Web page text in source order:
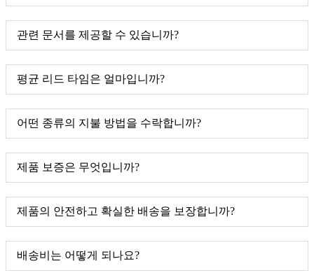
관련 문서를 제공할 수 있습니까?
평균 리드 타임은 얼마입니까?
어떤 종류의 지불 방법을 수락합니까?
제품 보증은 무엇입니까?
제품의 안전하고 확실한 배송을 보장합니까?
배송비는 어떻게 되나요?